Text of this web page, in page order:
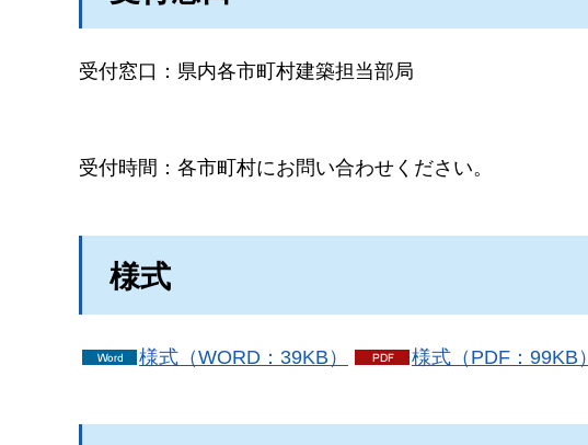
受付窓口： 県内各市町村建築担当部局
受付時間： 各市町村にお問い合わせください。
様式
様式（WORD：39KB） 様式（PDF：99KB）